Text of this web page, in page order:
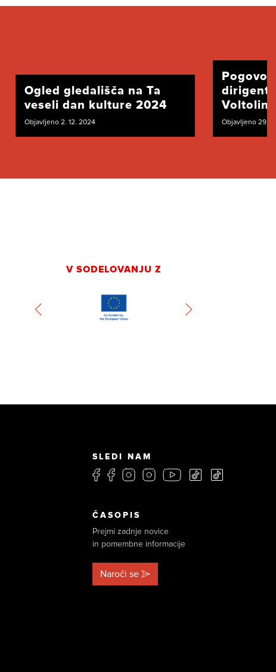
Ogled gledališča na Ta
veseli dan kulture 2024
Objavljeno 2. 12. 2024 Objavljeno 29.
V SODELOVANJU Z
SLEDI NAM
ČASOPIS
Prejmi zadnje novice
in pomembne informacije
Naroči se